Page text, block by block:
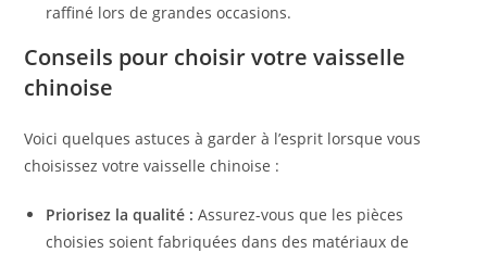
raffiné lors de grandes occasions.
Conseils pour choisir votre vaisselle
chinoise
Voici quelques astuces à garder à l’esprit lorsque vous
choisissez votre vaisselle chinoise :
Priorisez la qualité : Assurez-vous que les pièces
choisies soient fabriquées dans des matériaux de